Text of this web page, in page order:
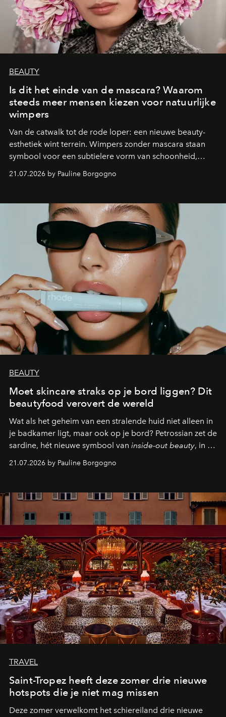
BEAUTY
Is dit het einde van de mascara? Waarom
steeds meer mensen kiezen voor natuurlijke
wimpers
Van de catwalk tot de rode loper: een nieuwe beauty-
esthetiek wint terrein. Wimpers zonder mascara staan
symbool voor een subtielere vorm van schoonheid,
waarin zelfvertrouwen belangrijker is dan een overvloed
aan make-up.
21.07.2026 by Pauline Borgogno
BEAUTY
Moet skincare straks op je bord liggen? Dit
beautyfood verovert de wereld
Wat als het geheim van een stralende huid niet alleen in
je badkamer ligt, maar ook op je bord? Petrossian zet de
sardine, hét nieuwe symbool van inside-out beauty, in de
kijker met twee gastronomische creaties.
21.07.2026 by Pauline Borgogno
TRAVEL
Saint-Tropez heeft deze zomer drie nieuwe
hotspots die je niet mag missen
Deze zomer verwelkomt het schiereiland drie nieuwe